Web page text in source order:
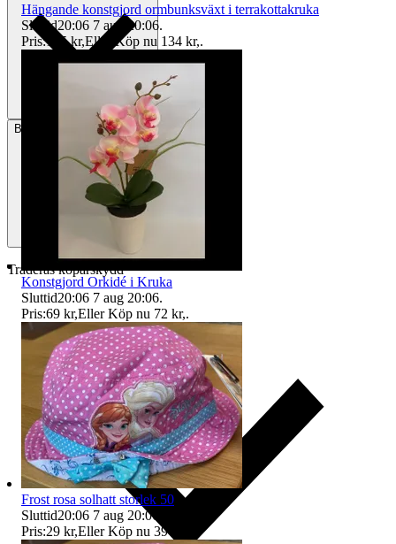
Betalning Via Tradera
Traderas köparskydd
Hängande konstgjord ormbunksväxt i terrakottakruka
Sluttid20:06 7 aug 20:06.
Pris:125 kr,Eller Köp nu 134 kr,.
Konstgjord Orkidé i Kruka
Sluttid20:06 7 aug 20:06.
Pris:69 kr,Eller Köp nu 72 kr,.
Frost rosa solhatt storlek 50
Sluttid20:06 7 aug 20:06
Pris:29 kr,Eller Köp nu 39 kr